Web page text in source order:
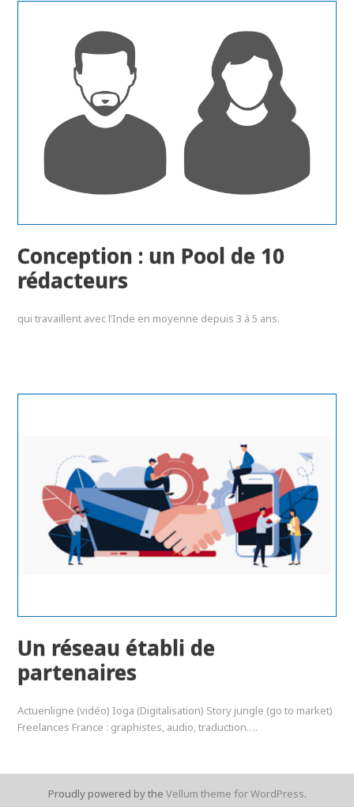
Conception : un Pool de 10
rédacteurs
qui travaillent avec l’Inde en moyenne depuis 3 à 5 ans.
Un réseau établi de
partenaires
Actuenligne (vidéo) Ioga (Digitalisation) Story jungle (go to market)
Freelances France : graphistes, audio, traduction….
Proudly powered by the Vellum theme for WordPress.